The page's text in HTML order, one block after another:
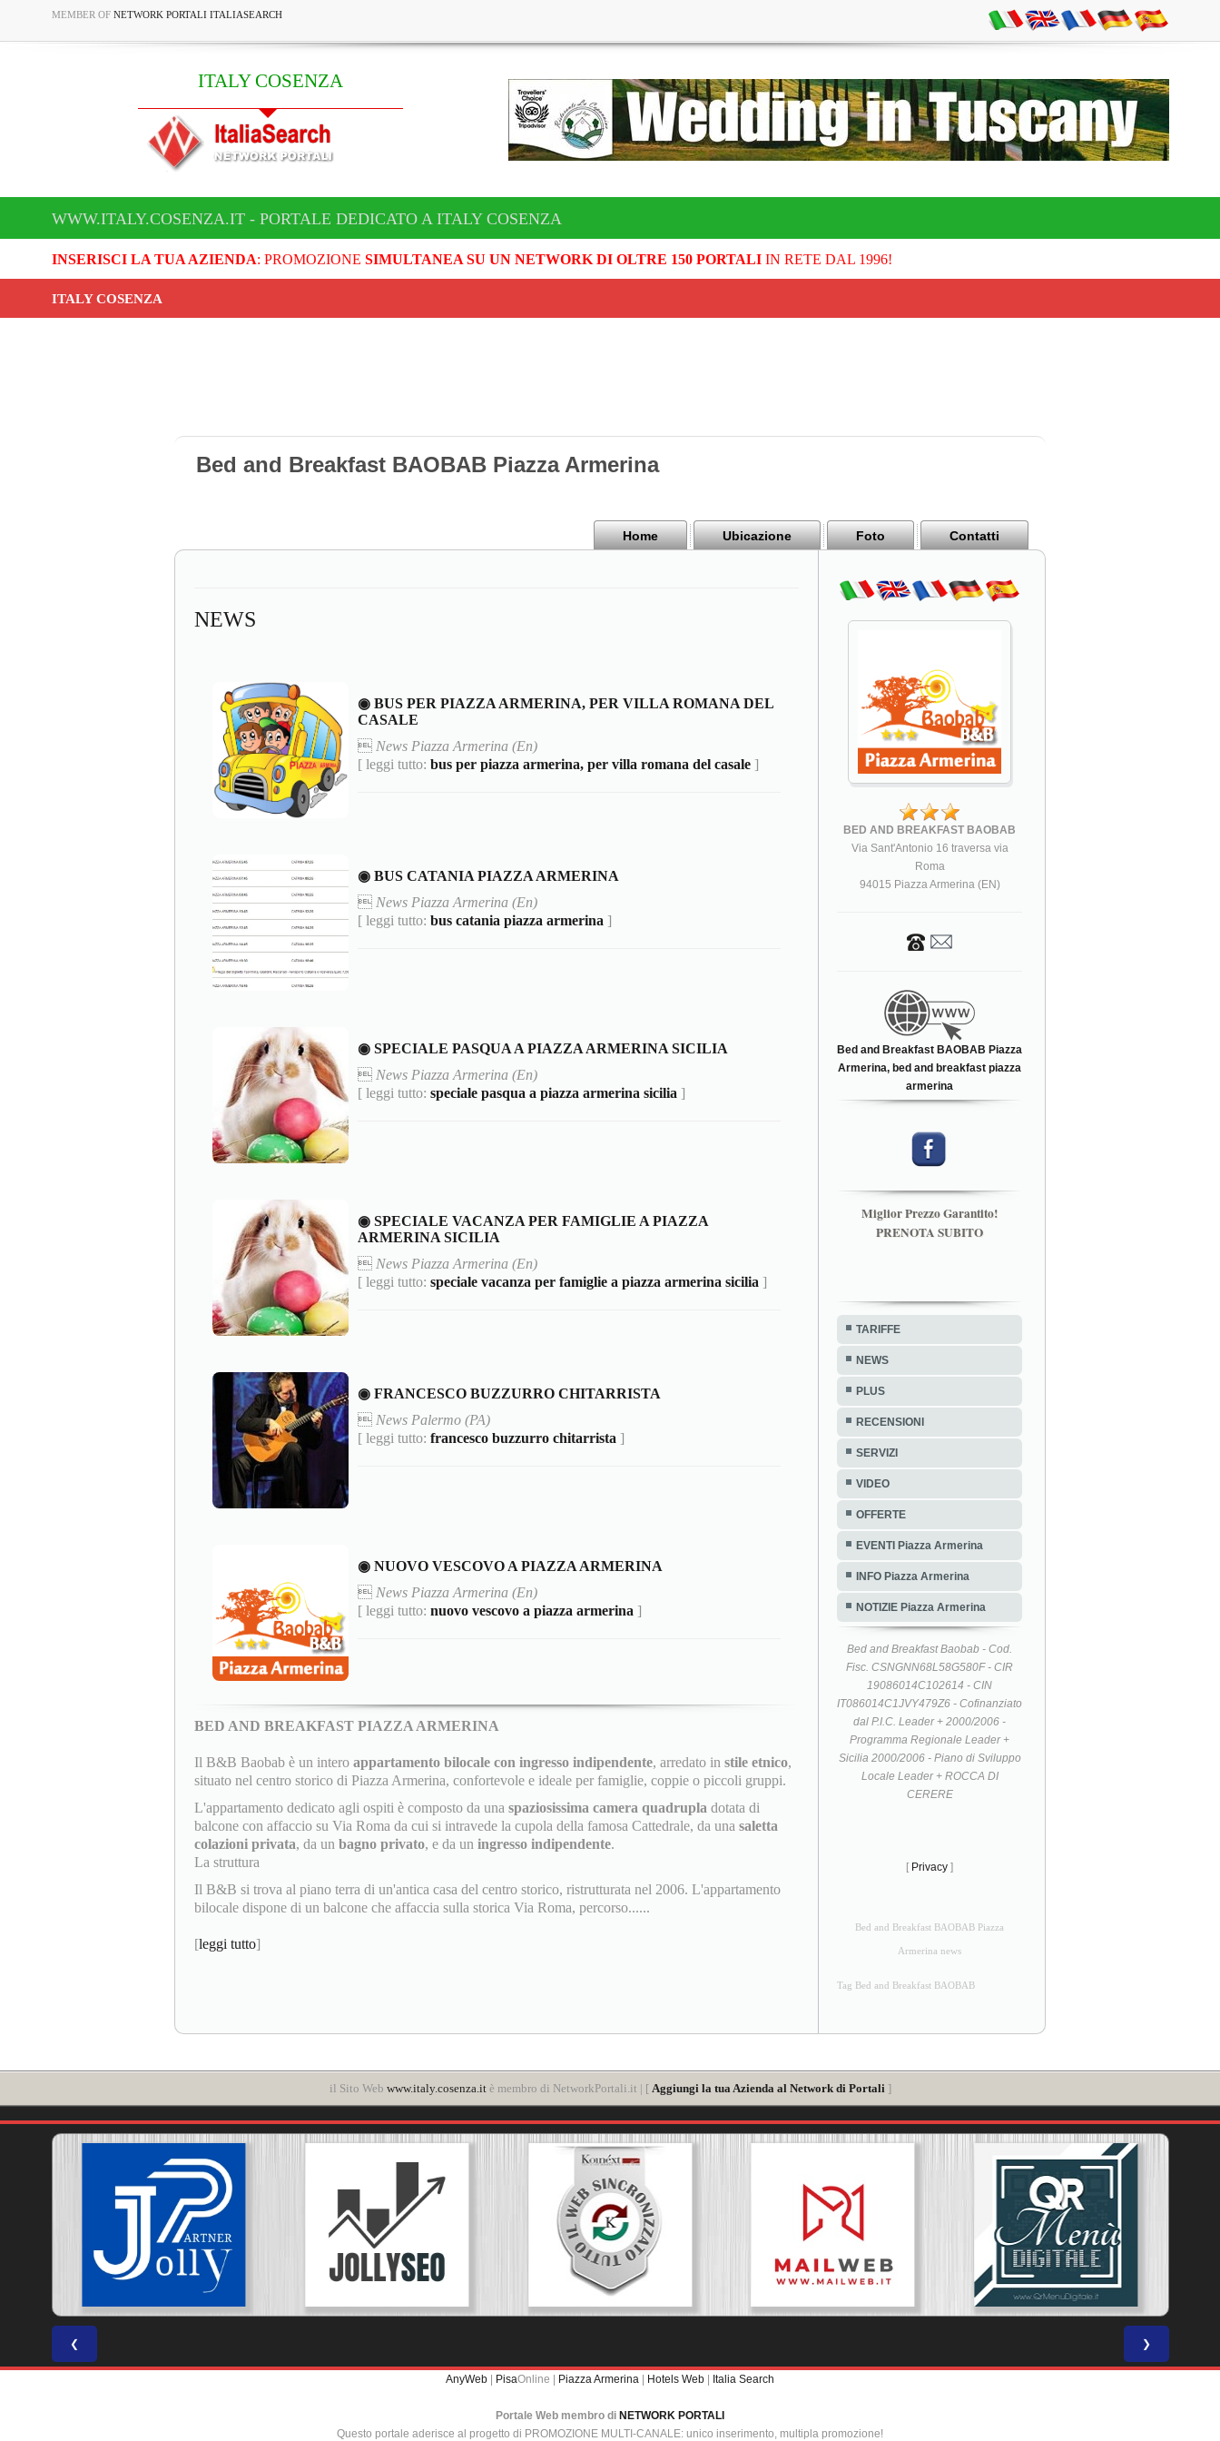
MEMBER OF NETWORK PORTALI ITALIASEARCH
ITALY COSENZA
WWW.ITALY.COSENZA.IT - PORTALE DEDICATO A ITALY COSENZA
INSERISCI LA TUA AZIENDA: PROMOZIONE SIMULTANEA SU UN NETWORK DI OLTRE 150 PORTALIIN RETE DAL 1996!
ITALY COSENZA
Bed and Breakfast BAOBAB Piazza Armerina
Home Ubicazione Foto Contatti
NEWS
◉ BUS PER PIAZZA ARMERINA, PER VILLA ROMANA DEL
CASALE
 News Piazza Armerina (En)
[ leggi tutto: bus per piazza armerina, per villa romana del casale ]
◉ BUS CATANIA PIAZZA ARMERINA
 News Piazza Armerina (En)
[ leggi tutto: bus catania piazza armerina ]
◉ SPECIALE PASQUA A PIAZZA ARMERINA SICILIA
 News Piazza Armerina (En)
[ leggi tutto: speciale pasqua a piazza armerina sicilia ]
◉ SPECIALE VACANZA PER FAMIGLIE A PIAZZA
ARMERINA SICILIA
 News Piazza Armerina (En)
[ leggi tutto: speciale vacanza per famiglie a piazza armerina sicilia ]
◉ FRANCESCO BUZZURRO CHITARRISTA
 News Palermo (PA)
[ leggi tutto: francesco buzzurro chitarrista ]
◉ NUOVO VESCOVO A PIAZZA ARMERINA
 News Piazza Armerina (En)
[ leggi tutto: nuovo vescovo a piazza armerina ]
BED AND BREAKFAST PIAZZA ARMERINA
Il B&B Baobab è un intero appartamento bilocale con ingresso indipendente, arredato in stile etnico,
situato nel centro storico di Piazza Armerina, confortevole e ideale per famiglie, coppie o piccoli gruppi.
L'appartamento dedicato agli ospiti è composto da una spaziosissima camera quadrupla dotata di
balcone con affaccio su Via Roma da cui si intravede la cupola della famosa Cattedrale, da una saletta
colazioni privata, da un bagno privato, e da un ingresso indipendente.
La struttura
Il B&B si trova al piano terra di un'antica casa del centro storico, ristrutturata nel 2006. L'appartamento
bilocale dispone di un balcone che affaccia sulla storica Via Roma, percorso......
[leggi tutto]
BED AND BREAKFAST BAOBAB
Via Sant'Antonio 16 traversa via
Roma
94015 Piazza Armerina (EN)
Bed and Breakfast BAOBAB Piazza
Armerina, bed and breakfast piazza
armerina
Miglior Prezzo Garantito!
PRENOTA SUBITO
TARIFFE
NEWS
PLUS
RECENSIONI
SERVIZI
VIDEO
OFFERTE
EVENTI Piazza Armerina
INFO Piazza Armerina
NOTIZIE Piazza Armerina
Bed and Breakfast Baobab - Cod.
Fisc. CSNGNN68L58G580F - CIR
19086014C102614 - CIN
IT086014C1JVY479Z6 - Cofinanziato
dal P.I.C. Leader + 2000/2006 -
Programma Regionale Leader +
Sicilia 2000/2006 - Piano di Sviluppo
Locale Leader + ROCCA DI
CERERE
[ Privacy ]
Bed and Breakfast BAOBAB Piazza
Armerina news
Tag Bed and Breakfast BAOBAB
il Sito Web www.italy.cosenza.itè membro di NetworkPortali.it | [ Aggiungi la tua Azienda al Network di Portali ]
❮ ❯
AnyWeb | PisaOnline | Piazza Armerina | Hotels Web | Italia Search
Portale Web membro di NETWORK PORTALI
Questo portale aderisce al progetto di PROMOZIONE MULTI-CANALE: unico inserimento, multipla promozione!